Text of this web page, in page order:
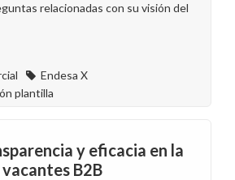
relacionadas con su visión del
Endesa X
plantilla
y eficacia en la
B2B